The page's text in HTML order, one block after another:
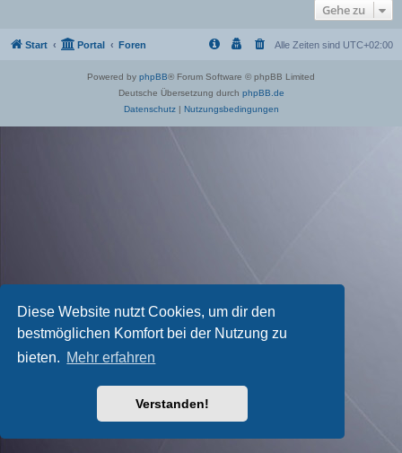
Diese Website nutzt Cookies, um dir den
bestmöglichen Komfort bei der Nutzung zu
bieten. Mehr erfahren
Verstanden!
Gehe zu
Start Portal Foren Alle Zeiten sind UTC+02:00
Powered by phpBB® Forum Software © phpBB Limited
Deutsche Übersetzung durch phpBB.de
Datenschutz| Nutzungsbedingungen